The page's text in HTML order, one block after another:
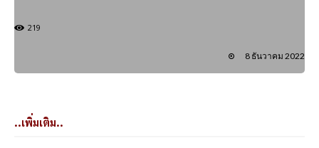
219
8 ธันวาคม 2022
..เพิ่มเติม..